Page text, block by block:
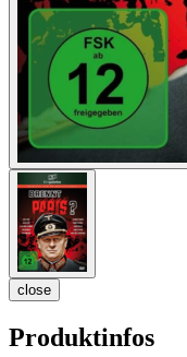
close
Produktinfos